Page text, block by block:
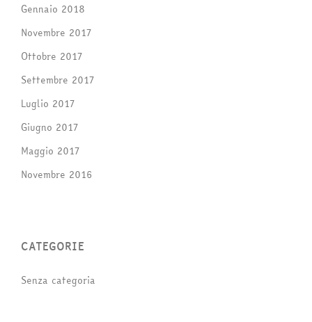
Gennaio 2018
Novembre 2017
Ottobre 2017
Settembre 2017
Luglio 2017
Giugno 2017
Maggio 2017
Novembre 2016
CATEGORIE
Senza categoria